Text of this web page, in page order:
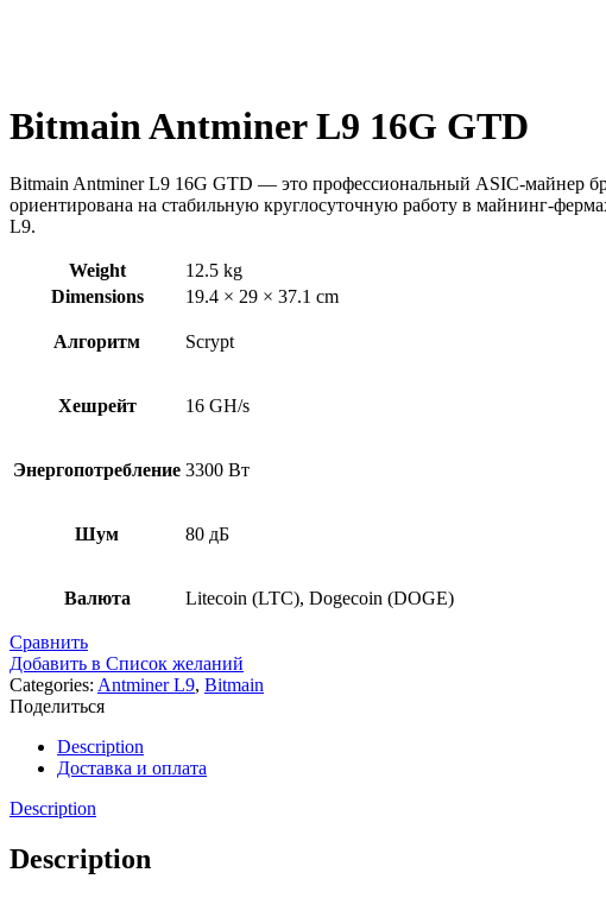
Bitmain Antminer L9 16G GTD
Bitmain Antminer L9 16G GTD — это профессиональный ASIC-майнер
ориентирована на стабильную круглосуточную работу в майнинг-
L9.
Weight
12.5 kg
Dimensions
19.4 × 29 × 37.1 cm
Алгоритм Scrypt
Хешрейт 16 GH/s
Энергопотребление 3300 Вт
Шум 80 дБ
Валюта Litecoin (LTC), Dogecoin (DOGE)
Сравнить
Добавить в Список желаний
Categories: Antminer L9, Bitmain
Поделиться
Description
Доставка и оплата
Description
Description